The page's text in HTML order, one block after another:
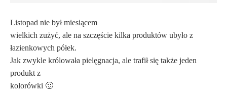
Listopad nie był miesiącem
wielkich zużyć, ale na szczęście kilka produktów ubyło z
łazienkowych półek.
Jak zwykle królowała pielęgnacja, ale trafił się także jeden
produkt z
kolorówki 🙂